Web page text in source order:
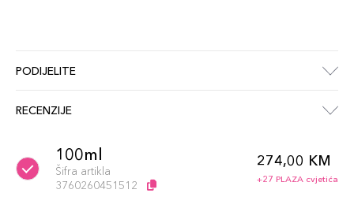
PODIJELITE
RECENZIJE
100ml
Šifra artikla
3760260451512
274,00 KM
+27 PLAZA cvjetića